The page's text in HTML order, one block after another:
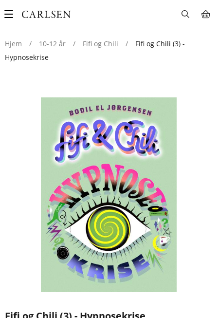
Main
Hjem
/ 10-12 år / Fifi og Chili /
Fifi og Chili (3) -
Hypnosekrise